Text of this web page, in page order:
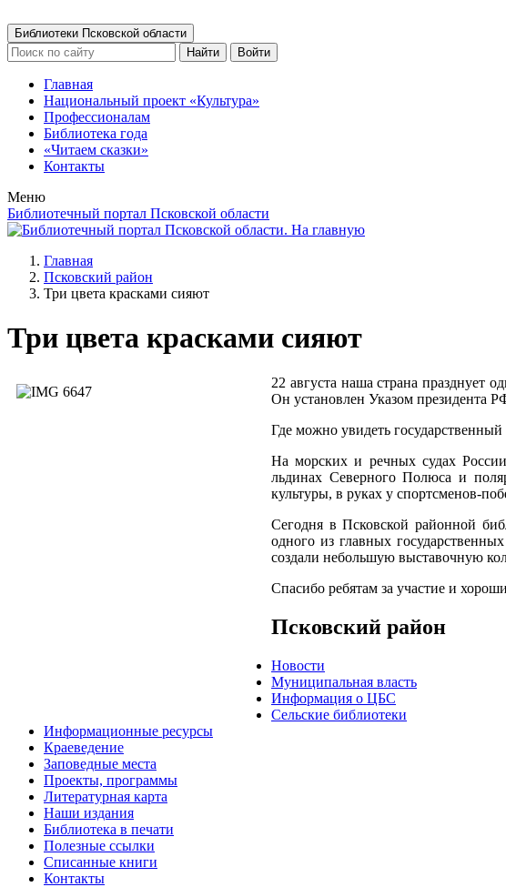
Библиотеки Псковской области
Найти
Войти
Главная
Национальный проект «Культура»
Профессионалам
Библиотека года
«Читаем сказки»
Контакты
Меню
Библиотечный портал Псковской области
Главная
Псковский район
Три цвета красками сияют
Три цвета красками сияют
22 августа наша страна празднует
Он установлен Указом президента
Где можно увидеть
На морских и речных судах
льдинах Северного Полюса и
культуры, в руках у спортсменов-
Сегодня в Псковской районной
одного из главных
создали небольшую выставочную
Спасибо ребятам за участие и
Псковский район
Новости
Муниципальная власть
Информация о ЦБС
Сельские библиотеки
Информационные ресурсы
Краеведение
Заповедные места
Проекты, программы
Литературная карта
Наши издания
Библиотека в печати
Полезные ссылки
Списанные книги
Контакты